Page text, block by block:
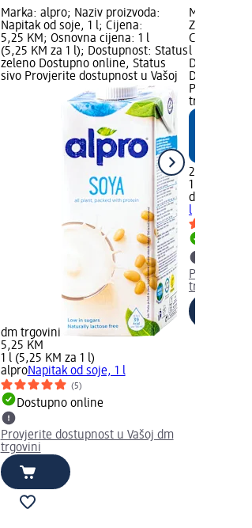
Marka: alpro; Naziv proizvoda:
Napitak od soje, 1 l; Cijena:
5,25 KM; Osnovna cijena: 1 l
(5,25 KM za 1 l); Dostupnost: Status
zeleno Dostupno online, Status
sivo Provjerite dostupnost u Vašoj
dm trgovini
5,25 KM
1 l (5,25 KM za 1 l)
alproNapitak od soje, 1 l
(5)
Dostupno online
Provjerite dostupnost u Vašoj dm
trgovini
Marka:
Zobeni
Cijena:
l (2,95 KM
Dostupno
Provjerite
trgovini
2,95 KM
1 l (2,95 KM
dmBio
l
Provjerite
trgovini